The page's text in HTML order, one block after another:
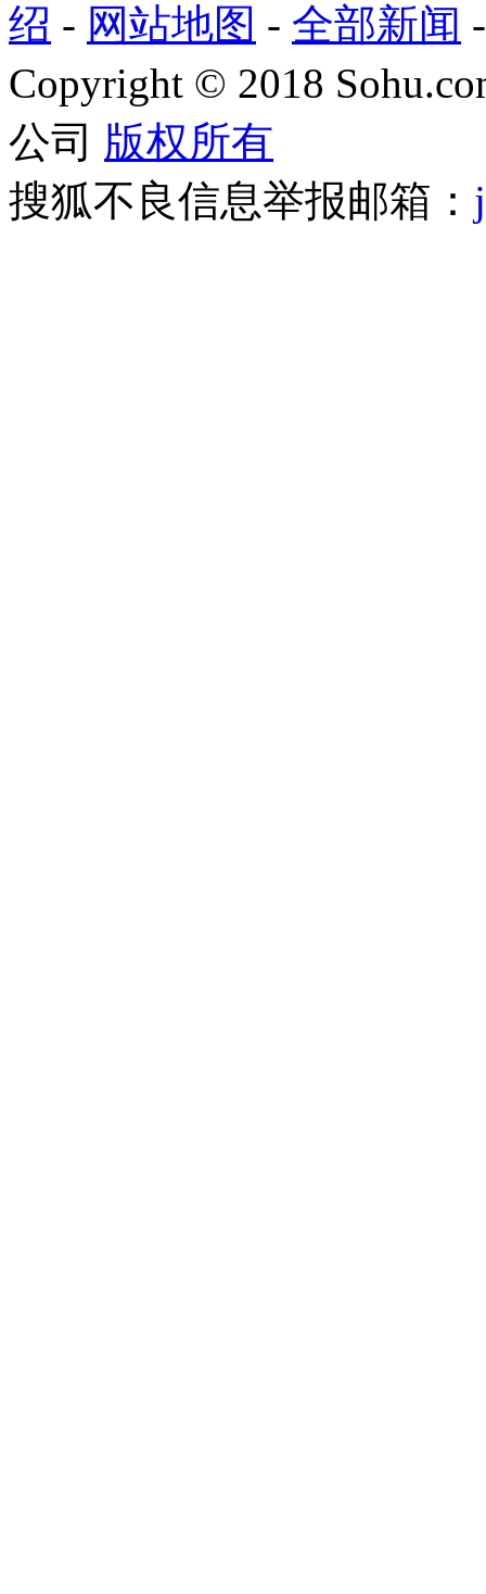
绍 - 网站地图 - 全部新闻
Copyright © 2018
公司 版权所有
搜狐不良信息举报邮箱：